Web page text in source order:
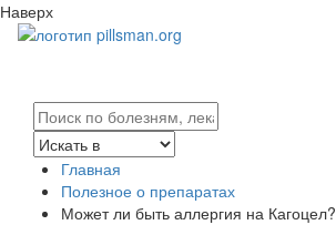
Наверх
Главная
Полезное о препаратах
Может ли быть аллергия на Кагоцел?